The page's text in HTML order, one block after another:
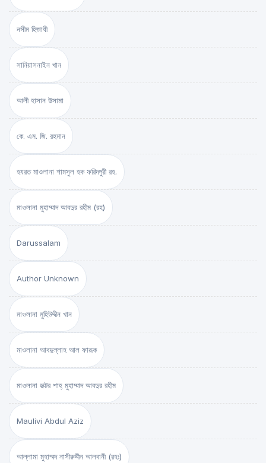
নসীম হিজাযী
সানিয়াসনাইন খান
আলী হাসান উসামা
কে. এম. জি. রহমান
হযরত মাওলানা শামসুল হক ফরিদপুরী রহ.
মাওলানা মুহাম্মাদ আবদুর রহীম (রহ)
Darussalam
Author Unknown
মাওলানা মুহিউদ্দীন খান
মাওলানা আবদুল্লাহ আল ফারূক
মাওলানা ডক্টর শাহ্‌ মুহাম্মাদ আবদুর রহীম
Maulivi Abdul Aziz
আল্লামা মুহাম্মদ নাসীরুদ্দীন আলবানী (রহঃ)